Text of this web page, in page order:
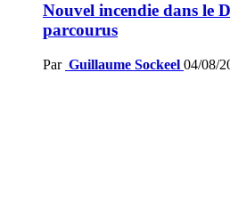
Nouvel incendie dans le
parcourus
Par Guillaume Sockeel 04/08/